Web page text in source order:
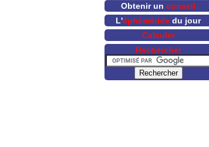
Obtenir un conseil
L'éphéméride du jour
Calculer
Rechercher